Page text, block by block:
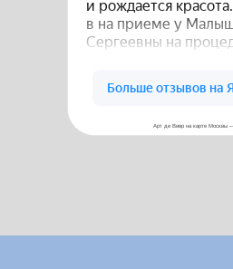
Арт де Вивр на карте Москвы